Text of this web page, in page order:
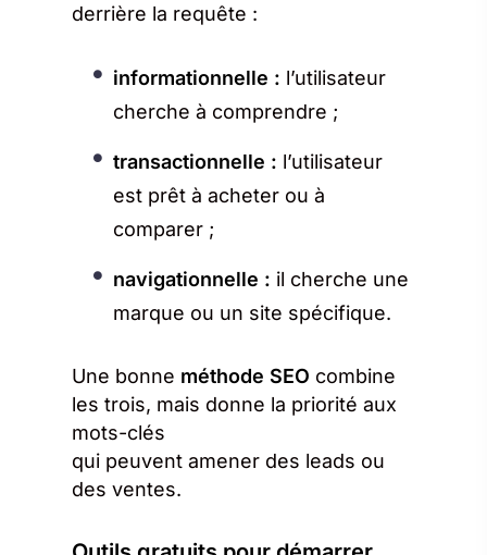
derrière la requête :
informationnelle : l’utilisateur
cherche à comprendre ;
transactionnelle : l’utilisateur
est prêt à acheter ou à
comparer ;
navigationnelle : il cherche une
marque ou un site spécifique.
Une bonne méthode SEO combine
les trois, mais donne la priorité aux
mots-clés
qui peuvent amener des leads ou
des ventes.